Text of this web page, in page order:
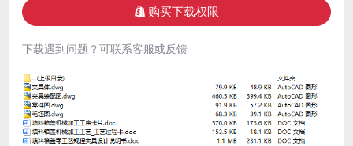
购买下载权限
下载遇到问题？可联系客服或反馈